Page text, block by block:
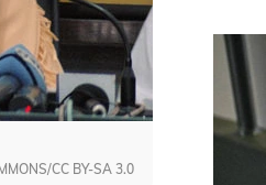
CC BY-SA 3.0